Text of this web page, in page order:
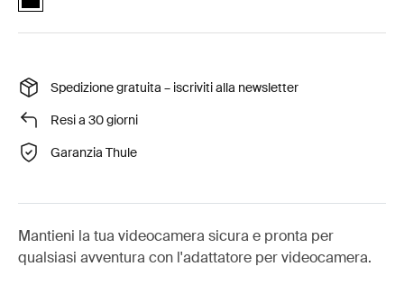
Spedizione gratuita – iscriviti alla newsletter
Resi a 30 giorni
Garanzia Thule
Mantieni la tua videocamera sicura e pronta per
qualsiasi avventura con l'adattatore per videocamera.